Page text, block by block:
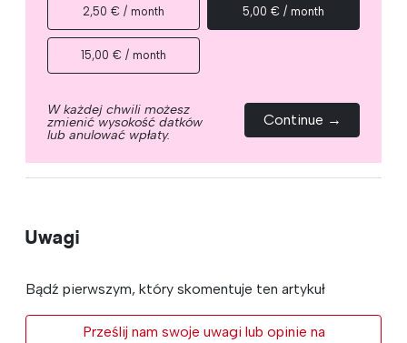
2,50 € / month 5,00 € / month
15,00 € / month
W każdej chwili możesz
zmienić wysokość datków
lub anulować wpłaty.
Continue →
Uwagi
Bądź pierwszym, który skomentuje ten artykuł
Prześlij nam swoje uwagi lub opinie na